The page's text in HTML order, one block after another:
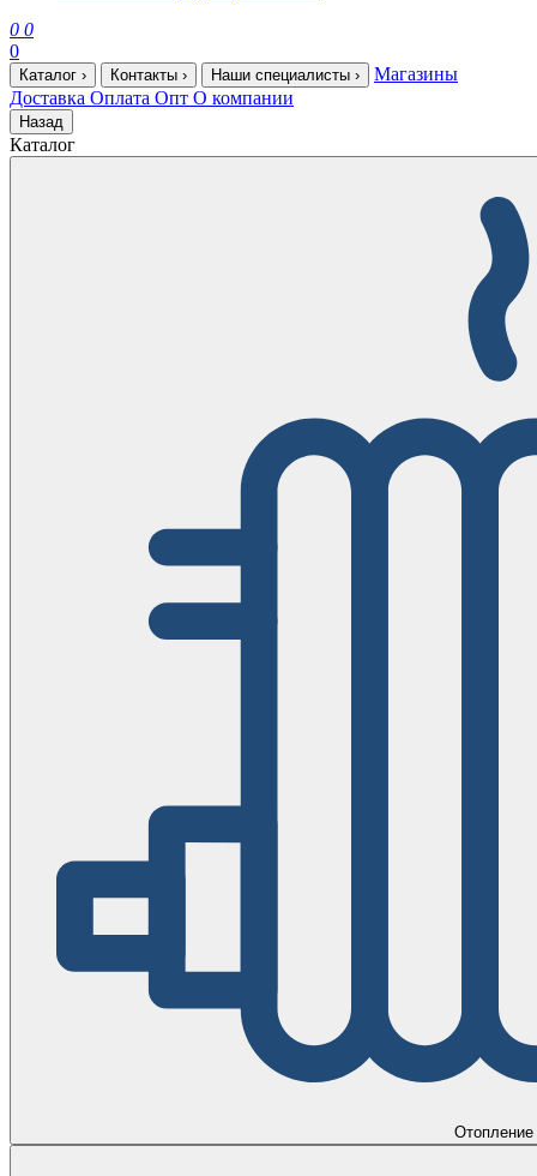
0 0
0
Каталог › Контакты › Наши специалисты ›
Магазины
Доставка Оплата Опт О компании
Назад
Каталог
Отопление